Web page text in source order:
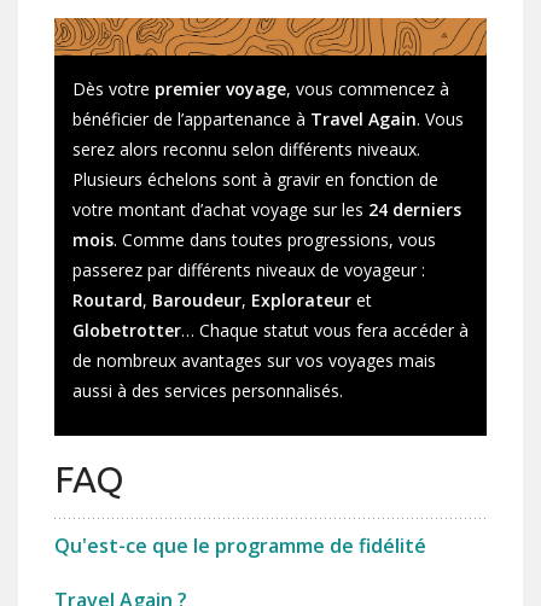
Dès votre premier voyage, vous commencez à
bénéficier de l’appartenance à Travel Again. Vous
serez alors reconnu selon différents niveaux.
Plusieurs échelons sont à gravir en fonction de
votre montant d’achat voyage sur les 24 derniers
mois. Comme dans toutes progressions, vous
passerez par différents niveaux de voyageur :
Routard, Baroudeur, Explorateur et
Globetrotter… Chaque statut vous fera accéder à
de nombreux avantages sur vos voyages mais
aussi à des services personnalisés.
FAQ
Qu'est-ce que le programme de fidélité
Travel Again ?